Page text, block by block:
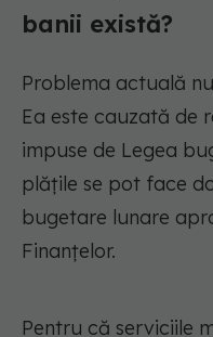
banii există?
Problema actuală
Ea este cauzată de
impuse de Legea
plățile se pot face
bugetare lunare
Finanțelor.
Pentru că serviciile